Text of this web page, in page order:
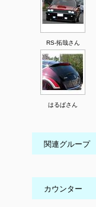
RS-拓哉さん
はるぱさん
関連グループ
カウンター